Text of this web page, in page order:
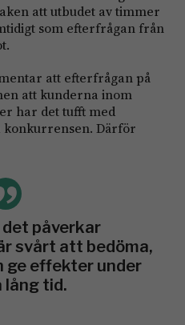
att utbudet av timmer
som efterfrågan från
att efterfrågan på
att kunderna inom
har det tufft med
konkurrensen. Därför
påverkar
svårt att bedöma,
ge effekter under
lång tid.